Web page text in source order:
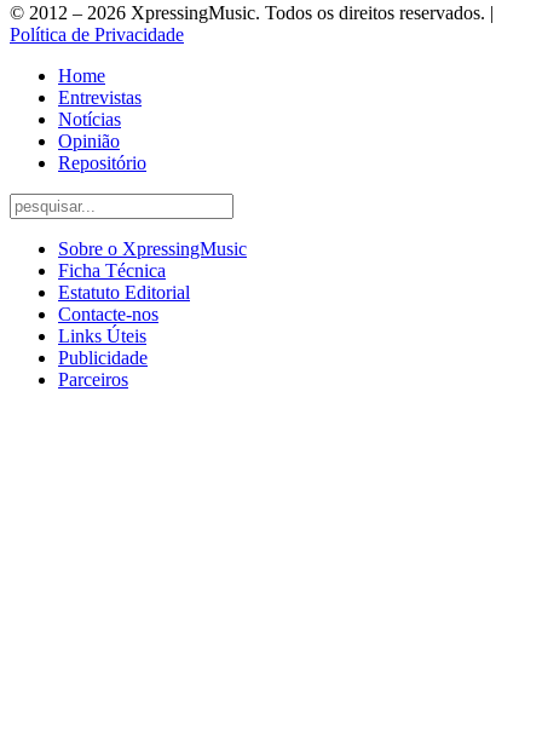
© 2012 – 2026 XpressingMusic. Todos os direitos reservados. |
Política de Privacidade
Home
Entrevistas
Notícias
Opinião
Repositório
Sobre o XpressingMusic
Ficha Técnica
Estatuto Editorial
Contacte-nos
Links Úteis
Publicidade
Parceiros